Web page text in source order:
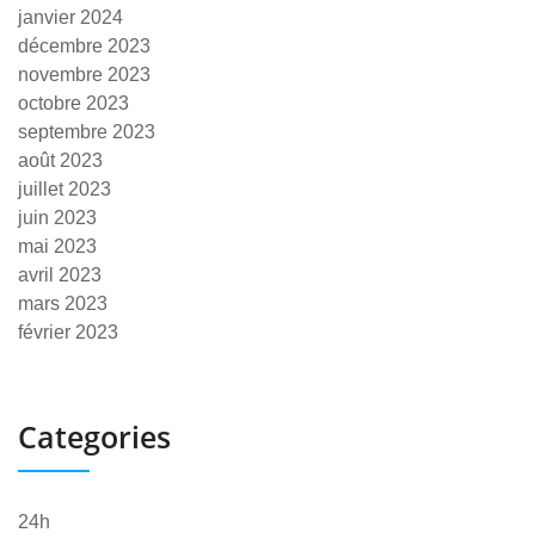
janvier 2024
décembre 2023
novembre 2023
octobre 2023
septembre 2023
août 2023
juillet 2023
juin 2023
mai 2023
avril 2023
mars 2023
février 2023
Categories
24h